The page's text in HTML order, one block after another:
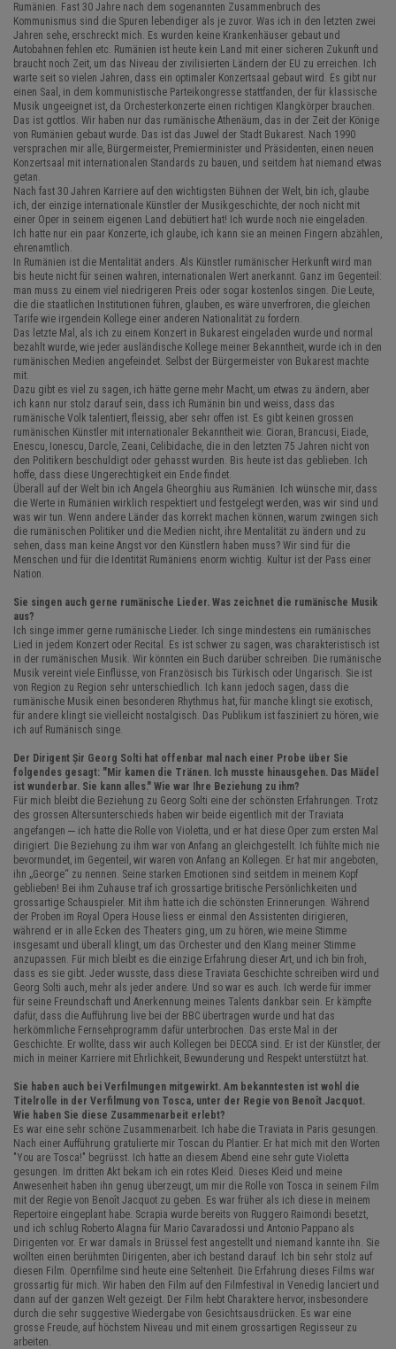
Rumänien. Fast 30 Jahre nach dem sogenannten Zusammenbruch des
Kommunismus sind die Spuren lebendiger als je zuvor. Was ich in den letzten zwei
Jahren sehe, erschreckt mich. Es wurden keine Krankenhäuser gebaut und
Autobahnen fehlen etc. Rumänien ist heute kein Land mit einer sicheren Zukunft und
braucht noch Zeit, um das Niveau der zivilisierten Ländern der EU zu erreichen. Ich
warte seit so vielen Jahren, dass ein optimaler Konzertsaal gebaut wird. Es gibt nur
einen Saal, in dem kommunistische Parteikongresse stattfanden, der für klassische
Musik ungeeignet ist, da Orchesterkonzerte einen richtigen Klangkörper brauchen.
Das ist gottlos. Wir haben nur das rumänische Athenäum, das in der Zeit der Könige
von Rumänien gebaut wurde. Das ist das Juwel der Stadt Bukarest. Nach 1990
versprachen mir alle, Bürgermeister, Premierminister und Präsidenten, einen neuen
Konzertsaal mit internationalen Standards zu bauen, und seitdem hat niemand etwas
getan.
Nach fast 30 Jahren Karriere auf den wichtigsten Bühnen der Welt, bin ich, glaube
ich, der einzige internationale Künstler der Musikgeschichte, der noch nicht mit
einer Oper in seinem eigenen Land debütiert hat! Ich wurde noch nie eingeladen.
Ich hatte nur ein paar Konzerte, ich glaube, ich kann sie an meinen Fingern abzählen,
ehrenamtlich.
In Rumänien ist die Mentalität anders. Als Künstler rumänischer Herkunft wird man
bis heute nicht für seinen wahren, internationalen Wert anerkannt. Ganz im Gegenteil:
man muss zu einem viel niedrigeren Preis oder sogar kostenlos singen. Die Leute,
die die staatlichen Institutionen führen, glauben, es wäre unverfroren, die gleichen
Tarife wie irgendein Kollege einer anderen Nationalität zu fordern.
Das letzte Mal, als ich zu einem Konzert in Bukarest eingeladen wurde und normal
bezahlt wurde, wie jeder ausländische Kollege meiner Bekanntheit, wurde ich in den
rumänischen Medien angefeindet. Selbst der Bürgermeister von Bukarest machte
mit.
Dazu gibt es viel zu sagen, ich hätte gerne mehr Macht, um etwas zu ändern, aber
ich kann nur stolz darauf sein, dass ich Rumänin bin und weiss, dass das
rumänische Volk talentiert, fleissig, aber sehr offen ist. Es gibt keinen grossen
rumänischen Künstler mit internationaler Bekanntheit wie: Cioran, Brancusi, Eiade,
Enescu, Ionescu, Darcle, Zeani, Celibidache, die in den letzten 75 Jahren nicht von
den Politikern beschuldigt oder gehasst wurden. Bis heute ist das geblieben. Ich
hoffe, dass diese Ungerechtigkeit ein Ende findet.
Überall auf der Welt bin ich Angela Gheorghiu aus Rumänien. Ich wünsche mir, dass
die Werte in Rumänien wirklich respektiert und festgelegt werden, was wir sind und
was wir tun. Wenn andere Länder das korrekt machen können, warum zwingen sich
die rumänischen Politiker und die Medien nicht, ihre Mentalität zu ändern und zu
sehen, dass man keine Angst vor den Künstlern haben muss? Wir sind für die
Menschen und für die Identität Rumäniens enorm wichtig. Kultur ist der Pass einer
Nation.
Sie singen auch gerne rumänische Lieder. Was zeichnet die rumänische Musik
aus?
Ich singe immer gerne rumänische Lieder. Ich singe mindestens ein rumänisches
Lied in jedem Konzert oder Recital. Es ist schwer zu sagen, was charakteristisch ist
in der rumänischen Musik. Wir könnten ein Buch darüber schreiben. Die rumänische
Musik vereint viele Einflüsse, von Französisch bis Türkisch oder Ungarisch. Sie ist
von Region zu Region sehr unterschiedlich. Ich kann jedoch sagen, dass die
rumänische Musik einen besonderen Rhythmus hat, für manche klingt sie exotisch,
für andere klingt sie vielleicht nostalgisch. Das Publikum ist fasziniert zu hören, wie
ich auf Rumänisch singe.
Der Dirigent Șir Georg Solti hat offenbar mal nach einer Probe über Sie
folgendes gesagt: "Mir kamen die Tränen. Ich musste hinausgehen. Das Mädel
ist wunderbar. Sie kann alles." Wie war Ihre Beziehung zu ihm?
Für mich bleibt die Beziehung zu Georg Solti eine der schönsten Erfahrungen. Trotz
des grossen Altersunterschieds haben wir beide eigentlich mit der Traviata
angefangen – ich hatte die Rolle von Violetta, und er hat diese Oper zum ersten Mal
dirigiert. Die Beziehung zu ihm war von Anfang an gleichgestellt. Ich fühlte mich nie
bevormundet, im Gegenteil, wir waren von Anfang an Kollegen. Er hat mir angeboten,
ihn „George“ zu nennen. Seine starken Emotionen sind seitdem in meinem Kopf
geblieben! Bei ihm Zuhause traf ich grossartige britische Persönlichkeiten und
grossartige Schauspieler. Mit ihm hatte ich die schönsten Erinnerungen. Während
der Proben im Royal Opera House liess er einmal den Assistenten dirigieren,
während er in alle Ecken des Theaters ging, um zu hören, wie meine Stimme
insgesamt und überall klingt, um das Orchester und den Klang meiner Stimme
anzupassen. Für mich bleibt es die einzige Erfahrung dieser Art, und ich bin froh,
dass es sie gibt. Jeder wusste, dass diese Traviata Geschichte schreiben wird und
Georg Solti auch, mehr als jeder andere. Und so war es auch. Ich werde für immer
für seine Freundschaft und Anerkennung meines Talents dankbar sein. Er kämpfte
dafür, dass die Aufführung live bei der BBC übertragen wurde und hat das
herkömmliche Fernsehprogramm dafür unterbrochen. Das erste Mal in der
Geschichte. Er wollte, dass wir auch Kollegen bei DECCA sind. Er ist der Künstler, der
mich in meiner Karriere mit Ehrlichkeit, Bewunderung und Respekt unterstützt hat.
Sie haben auch bei Verfilmungen mitgewirkt. Am bekanntesten ist wohl die
Titelrolle in der Verfilmung von Tosca, unter der Regie von Benoît Jacquot.
Wie haben Sie diese Zusammenarbeit erlebt?
Es war eine sehr schöne Zusammenarbeit. Ich habe die Traviata in Paris gesungen.
Nach einer Aufführung gratulierte mir Toscan du Plantier. Er hat mich mit den Worten
"You are Tosca!" begrüsst. Ich hatte an diesem Abend eine sehr gute Violetta
gesungen. Im dritten Akt bekam ich ein rotes Kleid. Dieses Kleid und meine
Anwesenheit haben ihn genug überzeugt, um mir die Rolle von Tosca in seinem Film
mit der Regie von Benoît Jacquot zu geben. Es war früher als ich diese in meinem
Repertoire eingeplant habe. Scrapia wurde bereits von Ruggero Raimondi besetzt,
und ich schlug Roberto Alagna für Mario Cavaradossi und Antonio Pappano als
Dirigenten vor. Er war damals in Brüssel fest angestellt und niemand kannte ihn. Sie
wollten einen berühmten Dirigenten, aber ich bestand darauf. Ich bin sehr stolz auf
diesen Film. Opernfilme sind heute eine Seltenheit. Die Erfahrung dieses Films war
grossartig für mich. Wir haben den Film auf den Filmfestival in Venedig lanciert und
dann auf der ganzen Welt gezeigt. Der Film hebt Charaktere hervor, insbesondere
durch die sehr suggestive Wiedergabe von Gesichtsausdrücken. Es war eine
grosse Freude, auf höchstem Niveau und mit einem grossartigen Regisseur zu
arbeiten.